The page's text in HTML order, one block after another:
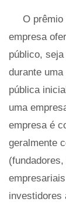
O prêmio
empresa
público,
durante
pública
uma
empresa é
geralmente
investidores